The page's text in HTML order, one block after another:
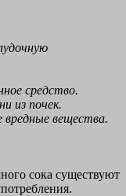
средство.
из почек.
вредные вещества.
сока существуют